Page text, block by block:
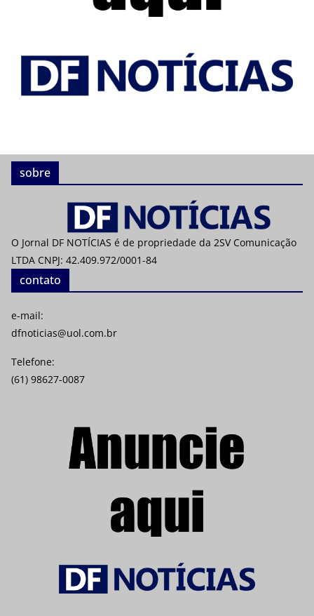
sobre
O Jornal DF NOTÍCIAS é de propriedade da 2SV Comunicação
LTDA CNPJ: 42.409.972/0001-84
contato
e-mail:
dfnoticias@uol.com.br
Telefone:
(61) 98627-0087